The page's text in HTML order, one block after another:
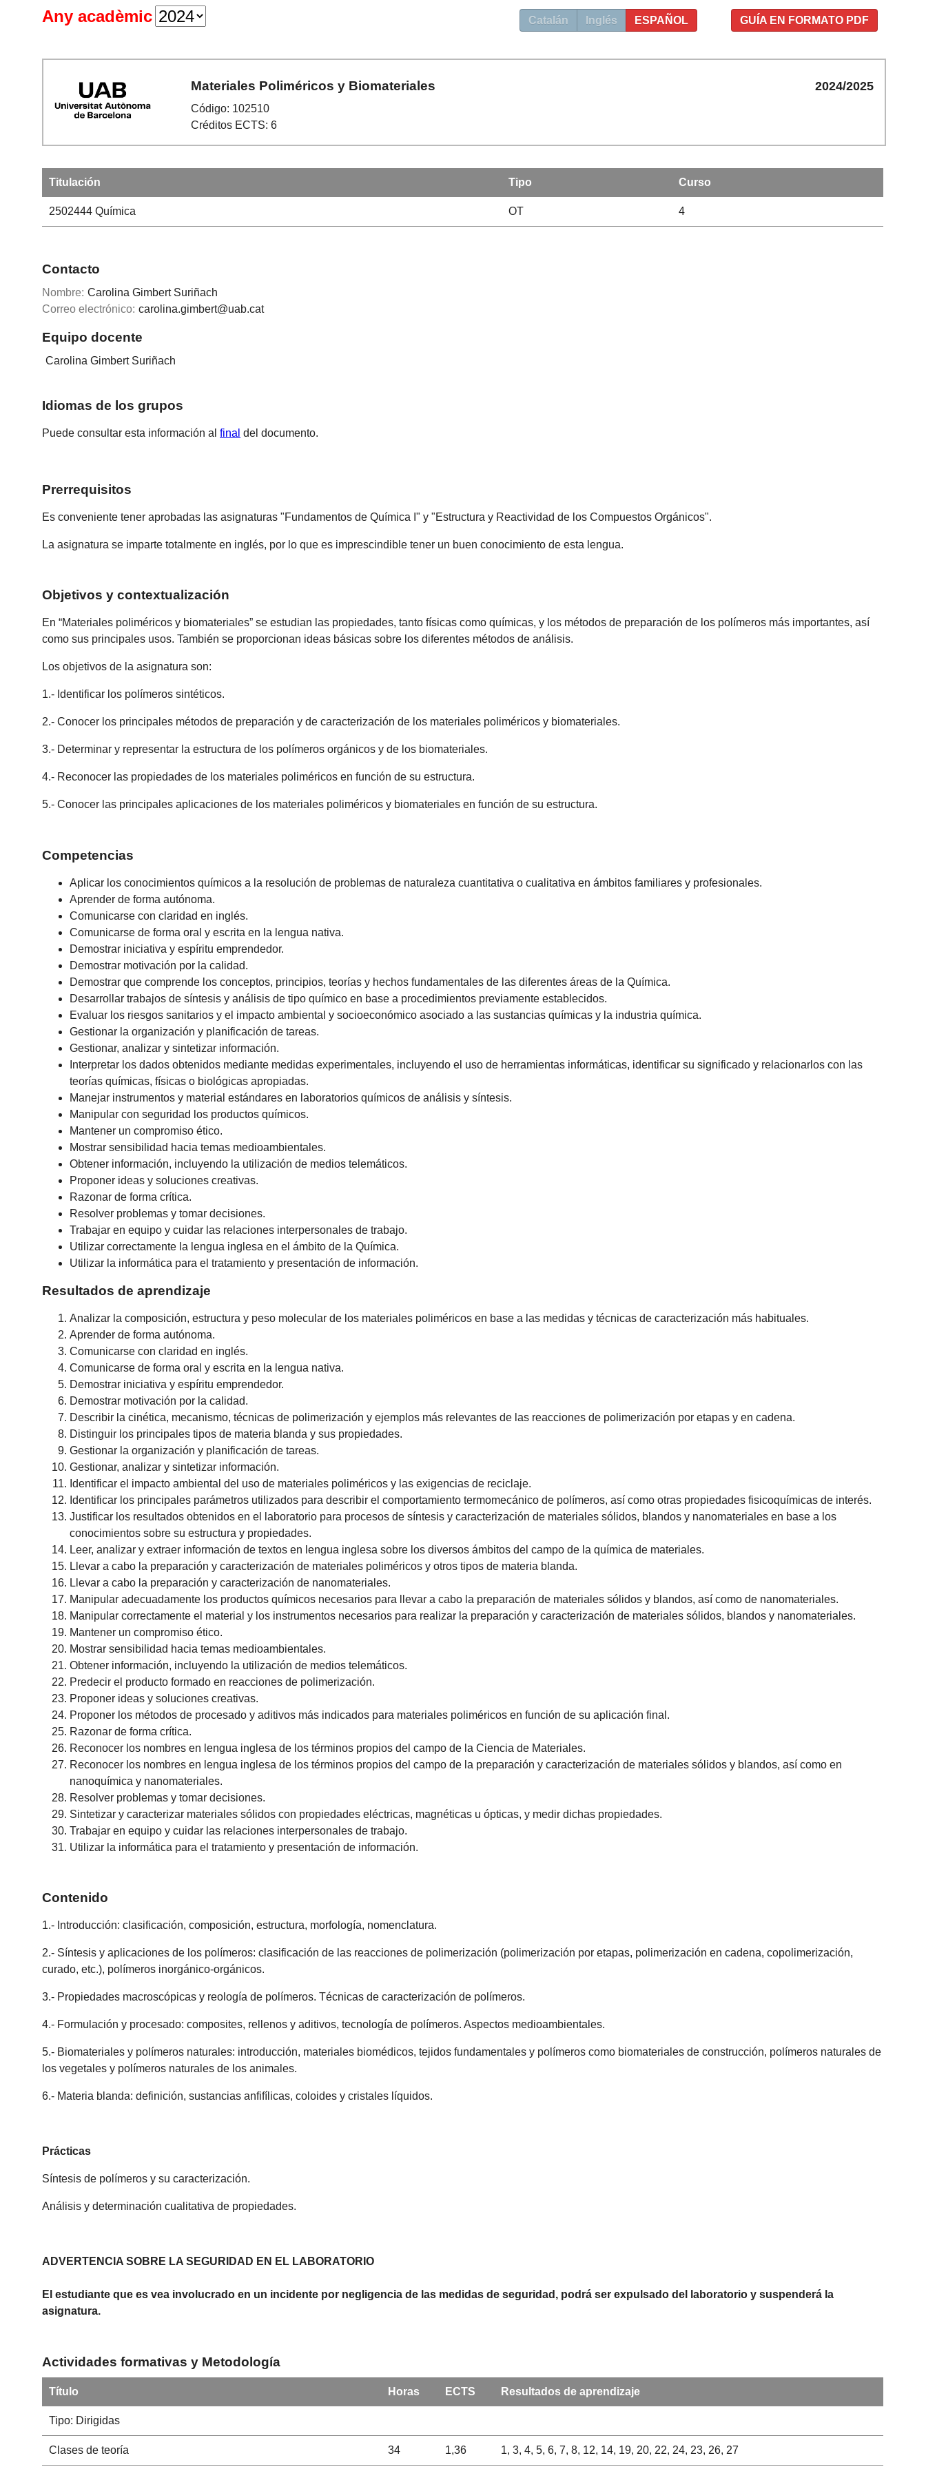
GUÍA EN FORMATO PDF
Catalán Inglés ESPAÑOL
Any acadèmic
Materiales Poliméricos y Biomateriales
Código: 102510
Créditos ECTS: 6
2024/2025
Titulación Tipo Curso
2502444Química OT 4
Contacto
Nombre: Carolina Gimbert Suriñach
Correo electrónico: carolina.gimbert@uab.cat
Equipo docente
Carolina Gimbert Suriñach
Idiomas de los grupos
Puede consultar esta información alfinal del documento.
Prerrequisitos
Es conveniente tener aprobadas las asignaturas "Fundamentos de Química I" y "Estructura y Reactividad de los Compuestos Orgánicos".
La asignatura se imparte totalmente en inglés, por lo que es imprescindible tener un buen conocimiento de esta lengua.
Objetivos y contextualización
En “Materiales poliméricos y biomateriales” se estudian las propiedades, tanto físicas como químicas, y los métodos de preparación de los polímeros más importantes, así
como sus principales usos. También se proporcionan ideas básicas sobre los diferentes métodos de análisis.
Los objetivos de la asignatura son:
1.- Identificar los polímeros sintéticos.
2.- Conocer los principales métodos de preparación y de caracterización de los materiales poliméricos y biomateriales.
3.- Determinar y representar la estructura de los polímeros orgánicos y de los biomateriales.
4.- Reconocer las propiedades de los materiales poliméricos en función de su estructura.
5.- Conocer las principales aplicaciones de los materiales poliméricos y biomateriales en función de su estructura.
Competencias
Aplicar los conocimientos químicos a la resolución de problemas de naturaleza cuantitativa o cualitativa en ámbitos familiares y profesionales.
Aprender de forma autónoma.
Comunicarse con claridad en inglés.
Comunicarse de forma oral y escrita en la lengua nativa.
Demostrar iniciativa y espíritu emprendedor.
Demostrar motivación por la calidad.
Demostrar que comprende los conceptos, principios, teorías y hechos fundamentales de las diferentes áreas de la Química.
Desarrollar trabajos de síntesis y análisis de tipo químico en base a procedimientos previamente establecidos.
Evaluar los riesgos sanitarios y el impacto ambiental y socioeconómico asociado a las sustancias químicas y la industria química.
Gestionar la organización y planificación de tareas.
Gestionar, analizar y sintetizar información.
Interpretar los dados obtenidos mediante medidas experimentales, incluyendo el uso de herramientas informáticas, identificar su significado y relacionarlos con las
teorías químicas, físicas o biológicas apropiadas.
Manejar instrumentos y material estándares en laboratorios químicos de análisis y síntesis.
Manipular con seguridad los productos químicos.
Mantener un compromiso ético.
Mostrar sensibilidad hacia temas medioambientales.
Obtener información, incluyendo la utilización de medios telemáticos.
Proponer ideas y soluciones creativas.
Razonar de forma crítica.
Resolver problemas y tomar decisiones.
Trabajar en equipo y cuidar las relaciones interpersonales de trabajo.
Utilizar correctamente la lengua inglesa en el ámbito de la Química.
Utilizar la informática para el tratamiento y presentación de información.
Resultados de aprendizaje
Analizar la composición, estructura y peso molecular de los materiales poliméricos en base a las medidas y técnicas de caracterización más habituales.
Aprender de forma autónoma.
Comunicarse con claridad en inglés.
Comunicarse de forma oral y escrita en la lengua nativa.
Demostrar iniciativa y espíritu emprendedor.
Demostrar motivación por la calidad.
Describir la cinética, mecanismo, técnicas de polimerización y ejemplos más relevantes de las reacciones de polimerización por etapas y en cadena.
Distinguir los principales tipos de materia blanda y sus propiedades.
Gestionar la organización y planificación de tareas.
Gestionar, analizar y sintetizar información.
Identificar el impacto ambiental del uso de materiales poliméricos y las exigencias de reciclaje.
Identificar los principales parámetros utilizados para describir el comportamiento termomecánico de polímeros, así como otras propiedades fisicoquímicas de interés.
Justificar los resultados obtenidos en el laboratorio para procesos de síntesis y caracterización de materiales sólidos, blandos y nanomateriales en base a los
conocimientos sobre su estructura y propiedades.
Leer, analizar y extraer información de textos en lengua inglesa sobre los diversos ámbitos del campo de la química de materiales.
Llevar a cabo la preparación y caracterización de materiales poliméricos y otros tipos de materia blanda.
Llevar a cabo la preparación y caracterización de nanomateriales.
Manipular adecuadamente los productos químicos necesarios para llevar a cabo la preparación de materiales sólidos y blandos, así como de nanomateriales.
Manipular correctamente el material y los instrumentos necesarios para realizar la preparación y caracterización de materiales sólidos, blandos y nanomateriales.
Mantener un compromiso ético.
Mostrar sensibilidad hacia temas medioambientales.
Obtener información, incluyendo la utilización de medios telemáticos.
Predecir el producto formado en reacciones de polimerización.
Proponer ideas y soluciones creativas.
Proponer los métodos de procesado y aditivos más indicados para materiales poliméricos en función de su aplicación final.
Razonar de forma crítica.
Reconocer los nombres en lengua inglesa de los términos propios del campo de la Ciencia de Materiales.
Reconocer los nombres en lengua inglesa de los términos propios del campo de la preparación y caracterización de materiales sólidos y blandos, así como en
nanoquímica y nanomateriales.
Resolver problemas y tomar decisiones.
Sintetizar y caracterizar materiales sólidos con propiedades eléctricas, magnéticas u ópticas, y medir dichas propiedades.
Trabajar en equipo y cuidar las relaciones interpersonales de trabajo.
Utilizar la informática para el tratamiento y presentación de información.
Contenido
1.- Introducción: clasificación, composición, estructura, morfología, nomenclatura.
2.- Síntesis y aplicaciones de los polímeros: clasificación de las reacciones de polimerización (polimerización por etapas, polimerización en cadena, copolimerización,
curado, etc.), polímeros inorgánico-orgánicos.
3.- Propiedades macroscópicas y reología de polímeros. Técnicas de caracterización de polímeros.
4.- Formulación y procesado: composites, rellenos y aditivos, tecnología de polímeros. Aspectos medioambientales.
5.- Biomateriales y polímeros naturales: introducción, materiales biomédicos, tejidos fundamentales y polímeros como biomateriales de construcción, polímeros naturales de
los vegetales y polímeros naturales de los animales.
6.- Materia blanda: definición, sustancias anfifílicas, coloides y cristales líquidos.
Prácticas
Síntesis de polímeros y su caracterización.
Análisis y determinación cualitativa de propiedades.
ADVERTENCIA SOBRE LA SEGURIDAD EN EL LABORATORIO
El estudiante que es vea involucrado en un incidente por negligencia de las medidas de seguridad, podrá ser expulsado del laboratorio y suspenderá la
asignatura.
Actividades formativas y Metodología
Título Horas ECTS Resultados de aprendizaje
Tipo: Dirigidas
Clases de teoría 34 1,36 1, 3, 4, 5, 6, 7, 8, 12, 14, 19, 20, 22, 24, 23, 26, 27